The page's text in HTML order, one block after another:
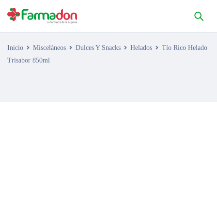
Inicio Misceláneos Dulces Y Snacks Helados
Tío Rico Helado
Trisabor 850ml